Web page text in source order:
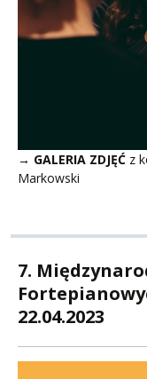
→ GALERIA ZDJĘĆ z
Markowski
7.
22.04.2023